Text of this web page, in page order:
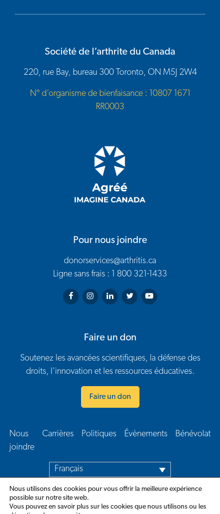
Société de l’arthrite du Canada
220, rue Bay, bureau 300 Toronto, ON M5J 2W4
N° d’organisme de bienfaisance : 10807 1671
RR0003
Pour nous joindre
donorservices@arthritis.ca
Ligne sans frais : 1 800 321-1433
Arthritis Society on Facebook
Arthritis Society on Instagram
Arthritis Society on LinkedIn
Arthritis Society on Twitter
Arthritis Society on
Faire un don
Soutenez les avancées scientifiques, la défense des
droits, l'innovation et les ressources éducatives.
Faire un don
Navigation en bas de page
Nous
joindre​
Carrières Politiques Évènements Bénévolat
Français
Nous utilisons des cookies pour vous offrir la meilleure expérience
possible sur notre site web.
Vous pouvez en savoir plus sur les cookies que nous utilisons ou les